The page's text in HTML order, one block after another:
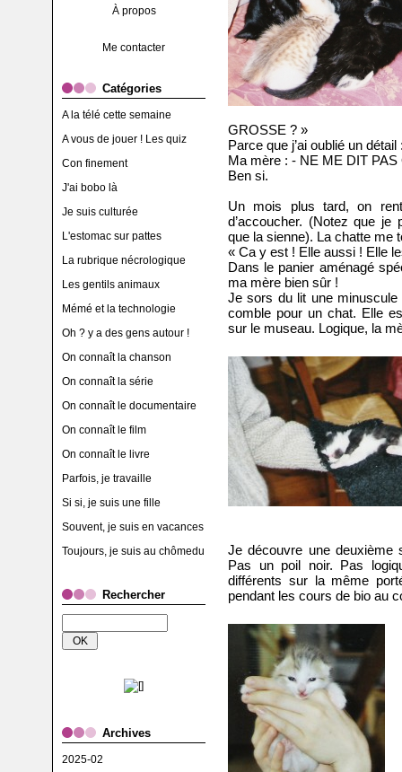
À propos
Me contacter
Catégories
A la télé cette semaine
A vous de jouer ! Les quiz
Con finement
J'ai bobo là
Je suis culturée
L'estomac sur pattes
La rubrique nécrologique
Les gentils animaux
Mémé et la technologie
Oh ? y a des gens autour !
On connaît la chanson
On connaît la série
On connaît le documentaire
On connaît le film
On connaît le livre
Parfois, je travaille
Si si, je suis une fille
Souvent, je suis en vacances
Toujours, je suis au chômedu
Rechercher
Archives
2025-02
GROSSE ? »
Parce que j’ai oublié un
Ma mère : - NE ME DIT PAS
Ben si.
Un mois plus tard, on
d’accoucher. (Notez que je
que la sienne). La chatte me
« Ca y est ! Elle aussi ! Elle
Dans le panier aménagé
ma mère bien sûr !
Je sors du lit une minuscule
comble pour un chat. Elle
sur le museau. Logique, la
Je découvre une deuxième
Pas un poil noir. Pas
différents sur la même
pendant les cours de bio au